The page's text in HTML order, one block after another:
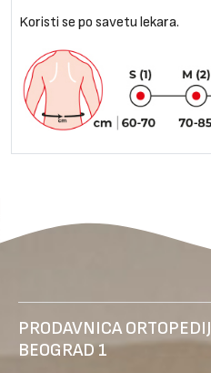
Koristi se po savetu lekara.
PRODAVNICA
BEOGRAD 1